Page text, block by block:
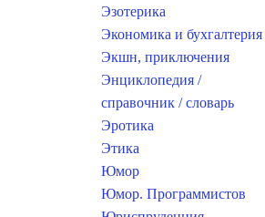
Эзотерика
Экономика и бухгалтерия
Экшн, приключения
Энциклопедия /
справочник / словарь
Эротика
Этика
Юмор
Юмор. Программистов